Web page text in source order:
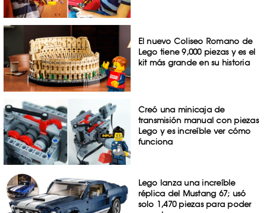
El nuevo Coliseo Romano de
Lego tiene 9,000 piezas y es el
kit más grande en su historia
Creó una minicaja de
transmisión manual con piezas
Lego y es increíble ver cómo
funciona
Lego lanza una increíble
réplica del Mustang 67; usó
solo 1,470 piezas para poder